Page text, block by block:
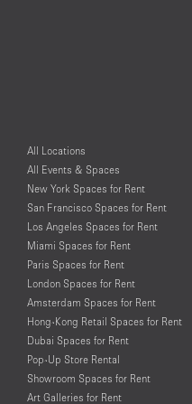
All Locations
All Events & Spaces
New York Spaces for Rent
San Francisco Spaces for Rent
Los Angeles Spaces for Rent
Miami Spaces for Rent
Paris Spaces for Rent
London Spaces for Rent
Amsterdam Spaces for Rent
Hong-Kong Retail Spaces for Rent
Dubai Spaces for Rent
Pop-Up Store Rental
Showroom Spaces for Rent
Art Galleries for Rent